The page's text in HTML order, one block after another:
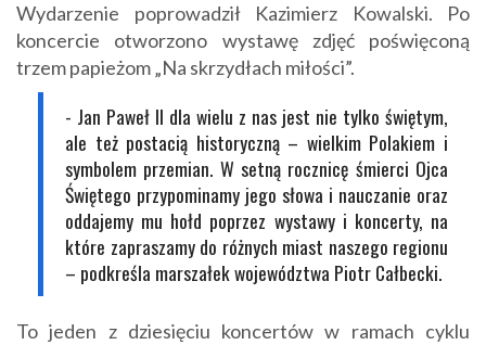
Wydarzenie poprowadził Kazimierz Kowalski. Po
koncercie otworzono wystawę zdjęć poświęconą
trzem papieżom „Na skrzydłach miłości”.
- Jan Paweł II dla wielu z nas jest nie tylko świętym,
ale też postacią historyczną – wielkim Polakiem i
symbolem przemian. W setną rocznicę śmierci Ojca
Świętego przypominamy jego słowa i nauczanie oraz
oddajemy mu hołd poprzez wystawy i koncerty, na
które zapraszamy do różnych miast naszego regionu
– podkreśla marszałek województwa Piotr Całbecki.
To jeden z dziesięciu koncertów w ramach cyklu